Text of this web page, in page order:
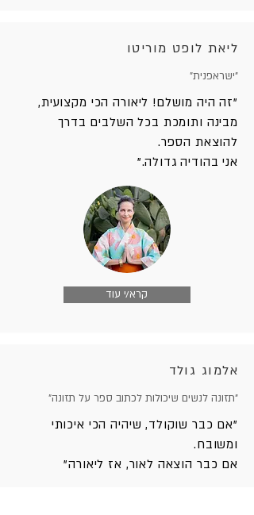
ליאת לופט מוריטו
"ישראפנית"
"זה היה מושלם! ליאורה הכי מקצועית,
מבינה ותומכת בכל השלבים בדרך
להוצאת הספר.
אני בהודיה גדולה."
קרא/י עוד
אלמוג גולד
"תזונה לנשים שיכולות לכתוב ספר על תזונה"
"אם כבר שוקולד, שיהיה הכי איכותי
ומשובח.
אם כבר הוצאה לאור, אז ליאורה"